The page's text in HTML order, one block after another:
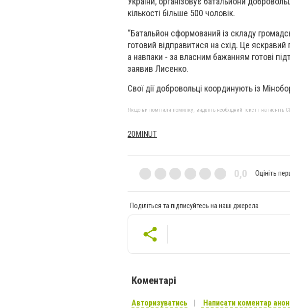
кількості більше 500 чоловік.
“Батальйон сформований із складу
готовий відправитися на схід. Це
а навпаки - за власним бажанням готові
заявив Лисенко.
Свої дії добровольці координують із
Якщо ви помітили помилку, виділіть необхідний текст і натисніть
20MINUT
0,0 Оцініть
Поділіться та підписуйтесь на наші джерела
Коментарі
Авторизуватись Написати коментар